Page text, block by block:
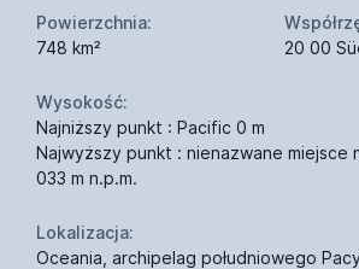
Powierzchnia:
748 km²
20 00
Wysokość:
Najniższy punkt : Pacific 0 m
Najwyższy punkt : nienazwane miejsce
033 m n.p.m.
Lokalizacja:
Oceania, archipelag południowego